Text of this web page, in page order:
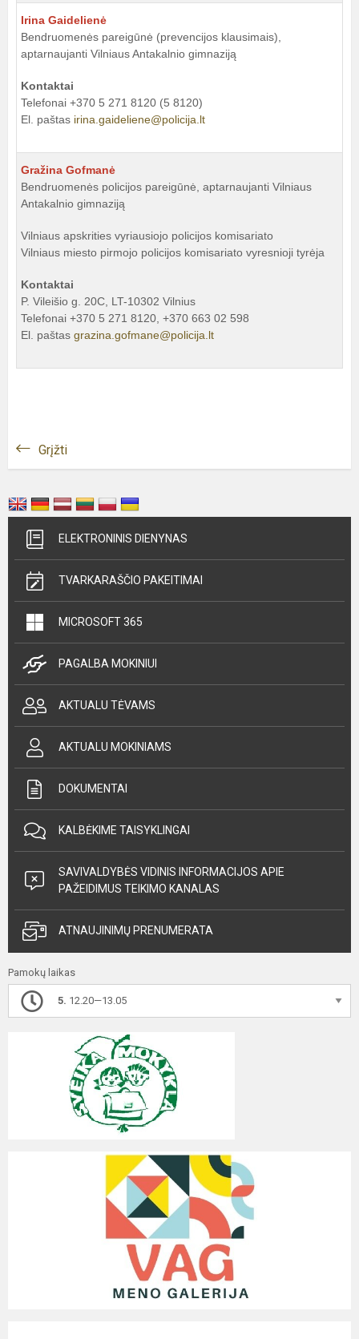
Irina Gaidelienė
Bendruomenės pareigūnė (prevencijos klausimais),
aptarnaujanti Vilniaus Antakalnio gimnaziją
Kontaktai
Telefonai +370 5 271 8120 (5 8120)
El. paštas irina.gaideliene@policija.lt
Gražina Gofmanė
Bendruomenės policijos pareigūnė, aptarnaujanti Vilniaus
Antakalnio gimnaziją
Vilniaus apskrities vyriausiojo policijos komisariato
Vilniaus miesto pirmojo policijos komisariato vyresnioji tyrėja
Kontaktai
P. Vileišio g. 20C, LT-10302 Vilnius
Telefonai +370 5 271 8120, +370 663 02 598
El. paštas grazina.gofmane@policija.lt
Grįžti
ELEKTRONINIS DIENYNAS
TVARKARAŠČIO PAKEITIMAI
MICROSOFT 365
PAGALBA MOKINIUI
AKTUALU TĖVAMS
AKTUALU MOKINIAMS
DOKUMENTAI
KALBĖKIME TAISYKLINGAI
SAVIVALDYBĖS VIDINIS INFORMACIJOS APIE
PAŽEIDIMUS TEIKIMO KANALAS
ATNAUJINIMŲ PRENUMERATA
Pamokų laikas
5. 12.20—13.05